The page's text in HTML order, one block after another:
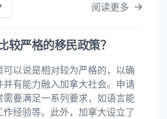
阅读更多
较严格的移民政策？
以说是相对较为严格的，以确
有能力融入加拿大社会。申请
要满足一系列要求，如语言能
经验等。此外，加拿大设立了